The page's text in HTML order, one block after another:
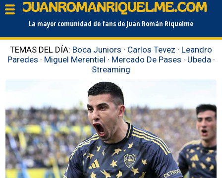
La mayor comunidad de fans de Juan Román Riquelme
TEMAS DEL DÍA: Boca Juniors · Carlos Tevez · Leandro
Paredes · Miguel Merentiel · Mercado De Pases · Ubeda ·
Streaming